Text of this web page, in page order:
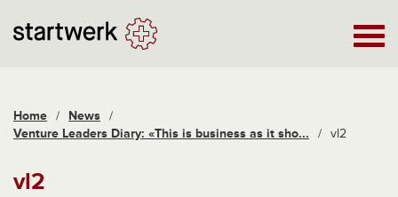
Home / News /
Venture Leaders Diary: «This is business as it sho...
/ vl2
vl2